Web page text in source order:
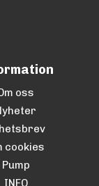
oss
cookies
Pump
INFO